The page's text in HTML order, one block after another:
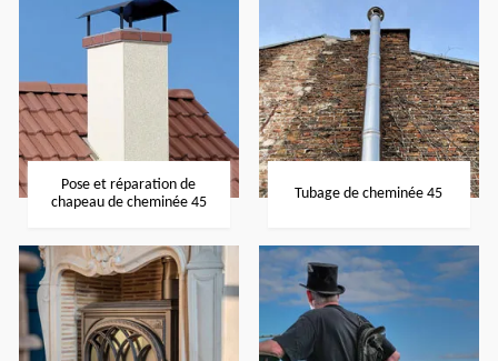
Pose et réparation de
chapeau de cheminée 45
Tubage de cheminée 45